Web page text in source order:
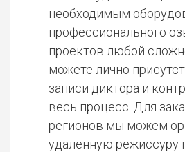
необходимым
профессионального
проектов любой
можете лично
записи диктора и
весь процесс. Для
регионов мы можем
удаленную режиссуру